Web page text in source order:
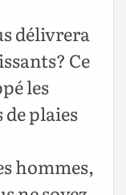
délivrera
Ce
les
plaies
hommes,